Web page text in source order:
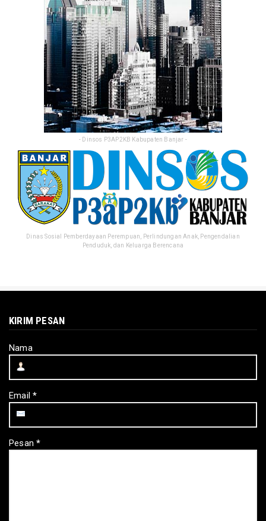
- Dinsos P3AP2KB Kabupaten Banjar -
Dinas Sosial Pemberdayaan Perempuan, Perlindungan Anak, Pengendalian
Penduduk, dan Keluarga Berencana
KIRIM PESAN
Nama
Email*
Pesan*